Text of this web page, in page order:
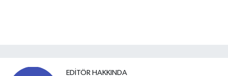
EDITÖR HAKKINDA